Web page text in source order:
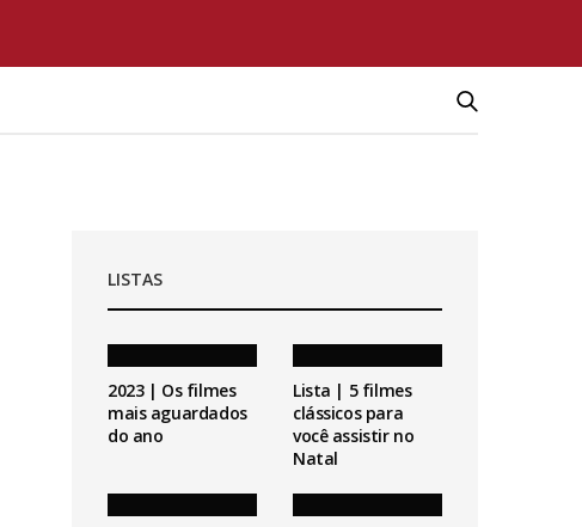
LISTAS
2023 | Os filmes
mais aguardados
do ano
Lista | 5 filmes
clássicos para
você assistir no
Natal